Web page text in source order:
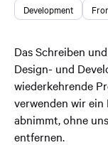
Development
Das Schreiben
Design- und
wiederkehrende
verwenden wir ein
abnimmt, ohne
entfernen.